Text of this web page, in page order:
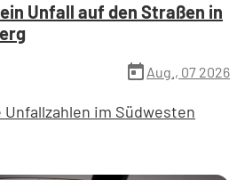
Unfall auf den Straßen in
today Aug., 07 2026
im Südwesten